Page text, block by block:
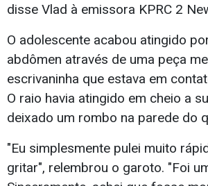
disse Vlad à emissora KPRC 2
O adolescente acabou atingido
abdômen através de uma peça
escrivaninha que estava em
O raio havia atingido em cheio a
deixado um rombo na parede do
"Eu simplesmente pulei muito
gritar", relembrou o garoto. "Foi